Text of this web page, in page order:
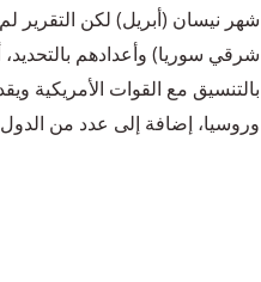
شهر نيسان (أبريل) لكن
شرقي سوريا) وأعدادهم بالتحديد،
وروسيا، إضافة إلى عدد من الدول